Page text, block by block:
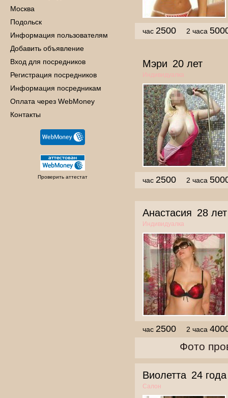
Москва
Подольск
Информация пользователям
Добавить объявление
Вход для посредников
Регистрация посредников
Информация посредникам
Оплата через WebMoney
Контакты
Проверить аттестат
час 2500 2 часа
Мэри 20 лет
Индивидуалка
час 2500 2 часа
Анастасия 28 лет
Индивидуалка
час 2500 2 часа
Фото
Виолетта 24 года
Салон